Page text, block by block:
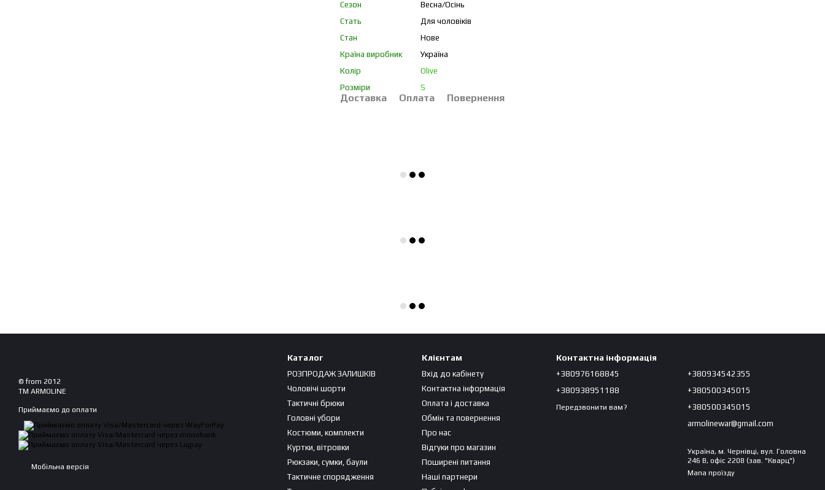
Сезон
Весна/Осінь
Стать
Для чоловіків
Стан
Нове
Країна виробник
Україна
Колір
Olive
Розміри
S
Доставка Оплата Повернення
© from 2012
TM ARMOLINE
Приймаємо до оплати
Мобільна версія
Каталог
РОЗПРОДАЖ ЗАЛИШКІВ
Чоловічі шорти
Тактичні брюки
Головні убори
Костюми, комплекти
Куртки, вітровки
Рюкзаки, сумки, баули
Тактичне спорядження
Клієнтам
Вхід до кабінету
Контактна інформація
Оплата і доставка
Обмін та повернення
Про нас
Відгуки про магазин
Поширені питання
Наші партнери
Контактна інформація
+380976168845
+380938951188
Передзвонити вам?
+380934542355
+380500345015
+380500345015
armolinewar@gmail.com
Україна, м. Чернівці, вул. Головна
246 В, офіс 2208 (зав. "Кварц")
Мапа проїзду